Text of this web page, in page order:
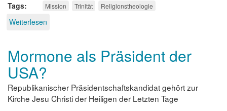
Tags Mission Trinität Religionstheologie
Weiterlesen
dreieinigen
Mormone als Präsident der
USA?
Republikanischer Präsidentschaftskandidat gehört zur
Kirche Jesu Christi der Heiligen der Letzten Tage